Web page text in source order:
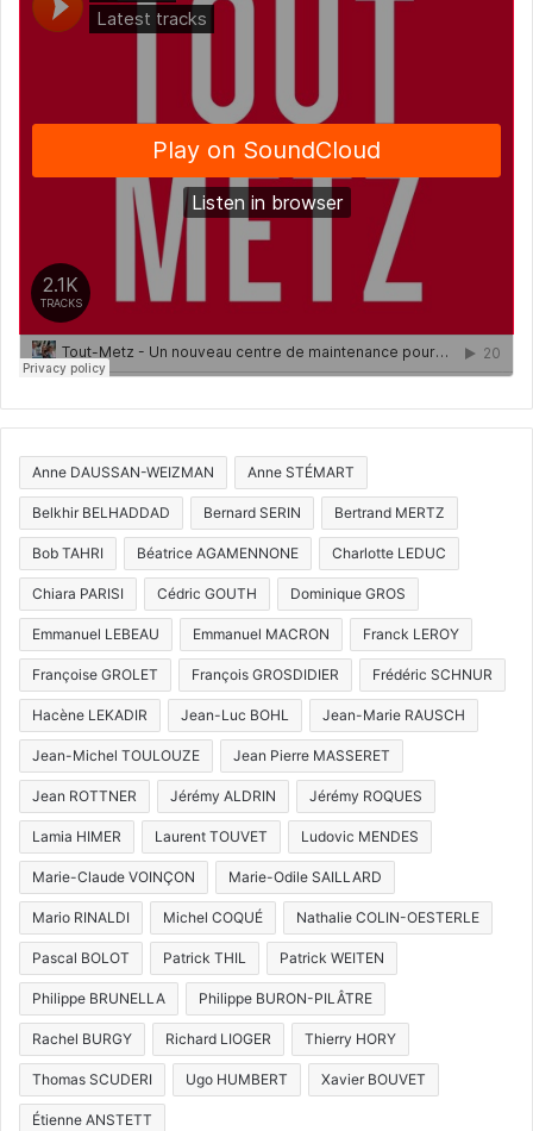
Anne DAUSSAN-WEIZMAN Anne STÉMART
Belkhir BELHADDAD Bernard SERIN Bertrand MERTZ
Bob TAHRI Béatrice AGAMENNONE Charlotte LEDUC
Chiara PARISI Cédric GOUTH Dominique GROS
Emmanuel LEBEAU Emmanuel MACRON Franck LEROY
Françoise GROLET François GROSDIDIER Frédéric SCHNUR
Hacène LEKADIR Jean-Luc BOHL Jean-Marie RAUSCH
Jean-Michel TOULOUZE Jean Pierre MASSERET
Jean ROTTNER Jérémy ALDRIN Jérémy ROQUES
Lamia HIMER Laurent TOUVET Ludovic MENDES
Marie-Claude VOINÇON Marie-Odile SAILLARD
Mario RINALDI Michel COQUÉ Nathalie COLIN-OESTERLE
Pascal BOLOT Patrick THIL Patrick WEITEN
Philippe BRUNELLA Philippe BURON-PILÂTRE
Rachel BURGY Richard LIOGER Thierry HORY
Thomas SCUDERI Ugo HUMBERT Xavier BOUVET
Étienne ANSTETT